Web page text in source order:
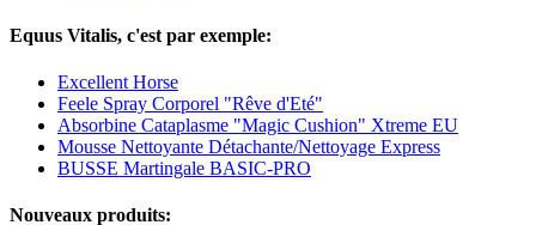
Equus Vitalis, c'est par exemple:
Excellent Horse
Feele Spray Corporel "Rêve d'Eté"
Absorbine Cataplasme "Magic Cushion" Xtreme EU
Mousse Nettoyante Détachante/Nettoyage Express
BUSSE Martingale BASIC-PRO
Nouveaux produits: